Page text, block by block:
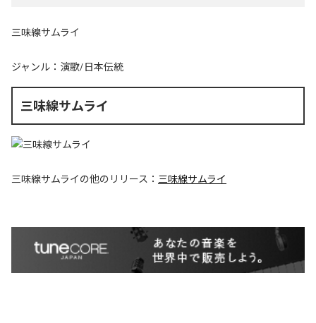
三味線サムライ
ジャンル： 演歌/日本伝統
三味線サムライ
三味線サムライの他のリリース： 三味線サムライ